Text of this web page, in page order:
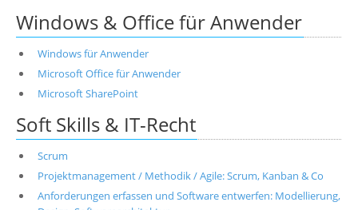
Windows & Office für Anwender
Windows für Anwender
Microsoft Office für Anwender
Microsoft SharePoint
Soft Skills & IT-Recht
Scrum
Projektmanagement / Methodik / Agile: Scrum, Kanban & Co
Anforderungen erfassen und Software entwerfen: Modellierung,